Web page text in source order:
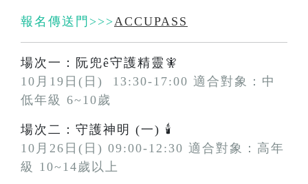
報名傳送門>>>ACCUPASS
場次一：阮兜ê守護精靈🧚
10月19日(日) 13:30-17:00 適合對象：中
低年級 6~10歲
場次二：守護神明 (一) 🕯️
10月 26日(日) 09:00-12:30 適合對象：高年
級 10~14歲以上